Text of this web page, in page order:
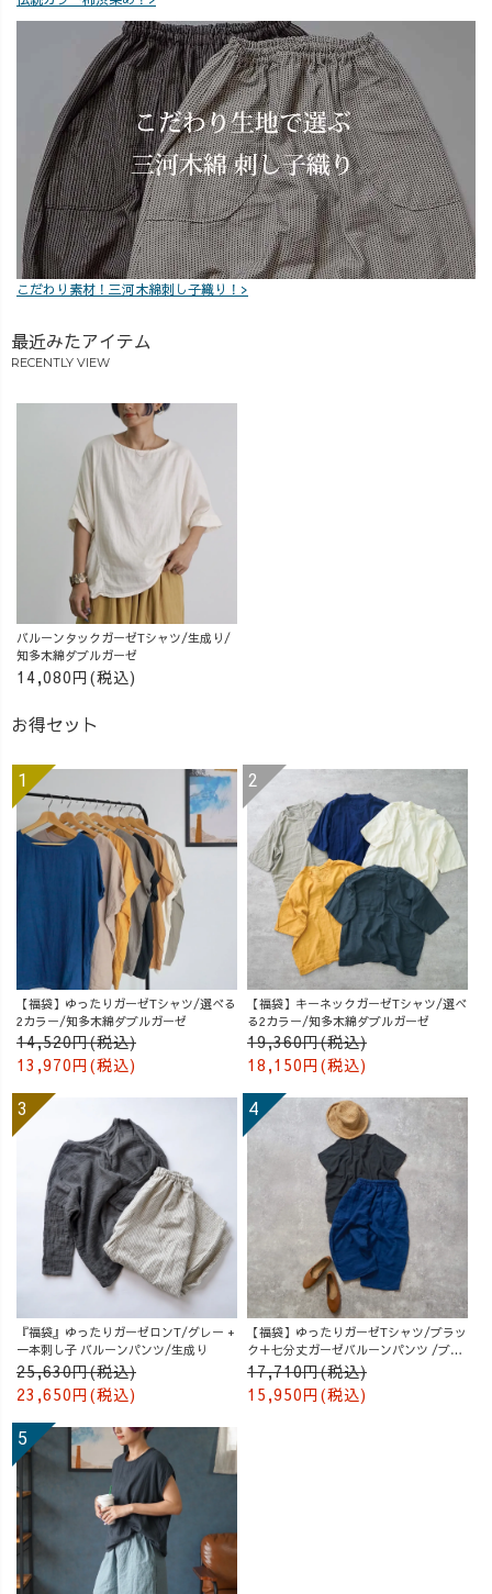
こだわり素材！三河木綿刺し子織り！>
最近みたアイテム
RECENTLY VIEW
バルーンタックガーゼTシャツ/生成り/
知多木綿ダブルガーゼ
14,080円(税込)
お得セット
【福袋】ゆったりガーゼTシャツ/選べる
2カラー/知多木綿ダブルガーゼ
14,520円(税込)
13,970円(税込)
【福袋】キーネックガーゼTシャツ/選べ
る2カラー/知多木綿ダブルガーゼ
19,360円(税込)
18,150円(税込)
『福袋』ゆったりガーゼロンT/グレー +
一本刺し子 バルーンパンツ/生成り
25,630円(税込)
23,650円(税込)
【福袋】ゆったりガーゼTシャツ/ブラッ
ク＋七分丈ガーゼバルーンパンツ /ブル
ー
17,710円(税込)
15,950円(税込)